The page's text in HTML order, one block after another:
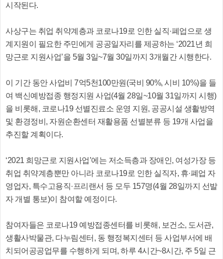
시작된다.
사상구는 취업 취약계층과 코로나19로 인한 실직·폐업으로 생
계지원이 필요한 주민에게 공공일자리를 제공하는 ‘2021년 희
망근로 지원사업’을 5월 3일~7월 30일까지 3개월간 시행한다.
이 기간 동안 사업비 7억5천100만원(국비 90%, 시비 10%)을 들
여 백신예방접종 행정지원 사업(4월 28일~10월 31일까지 시행)
을 비롯해, 코로나19 선별진료소 운영 지원, 공공시설 생활방역
및 환경정비, 자원순환센터 재활용품 선별분류 등 19개 사업을
추진할 계획이다.
‘2021 희망근로 지원사업’에는 저소득층과 장애인, 여성가장 등
취업 취약계층뿐만 아니라 코로나19로 인한 실직자, 휴·폐업 자
영업자, 특수고용직·프리랜서 등 모두 157명(4월 28일까지 선발
자 개별 통보)이 참여할 예정이다.
참여자들은 코로나19 예방접종센터를 비롯해, 보건소, 도서관,
생활사박물관, 다누림센터, 동 행정복지센터 등 사업부서에 배
치되어공공업무를 수행하게 되며, 하루 4시간~8시간, 주 5일 근